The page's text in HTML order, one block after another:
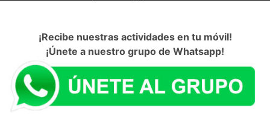
¡Recibe nuestras actividades en tu móvil!
¡Únete a nuestro grupo de Whatsapp!